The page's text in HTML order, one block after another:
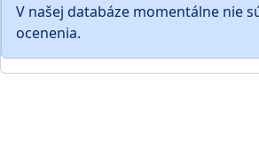
V našej databáze momentálne nie
ocenenia.